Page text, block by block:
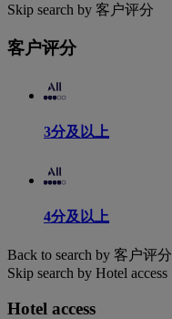
Skip search by 客户评分
客户评分
3分及以上
4分及以上
Back to search by 客户评分
Skip search by Hotel access
Hotel access